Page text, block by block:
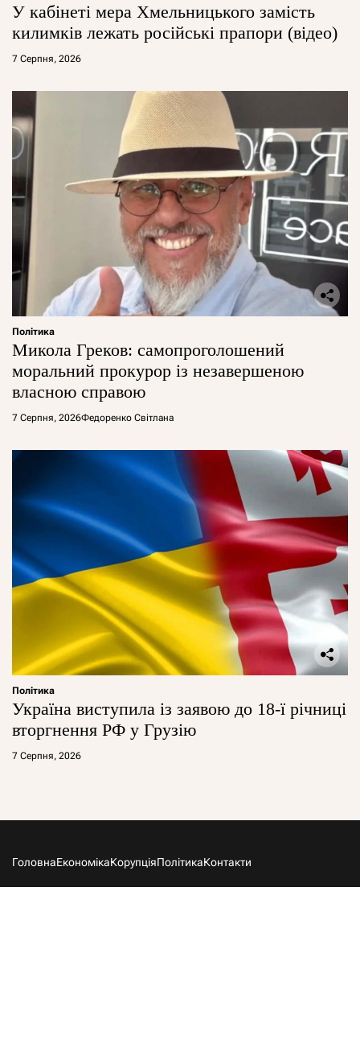
У кабінеті мера Хмельницького замість
килимків лежать російські прапори (відео)
7 Серпня, 2026
Політика
Микола Греков: самопроголошений
моральний прокурор із незавершеною
власною справою
7 Серпня, 2026Федоренко Світлана
Політика
Україна виступила із заявою до 18-ї річниці
вторгнення РФ у Грузію
7 Серпня, 2026
ГоловнаЕкономікаКорупціяПолітикаКонтакти